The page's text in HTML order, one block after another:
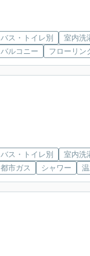
バス・トイレ別 室内洗
バルコニー
フローリン
バス・トイレ別 室内洗
都市ガス
シャワー